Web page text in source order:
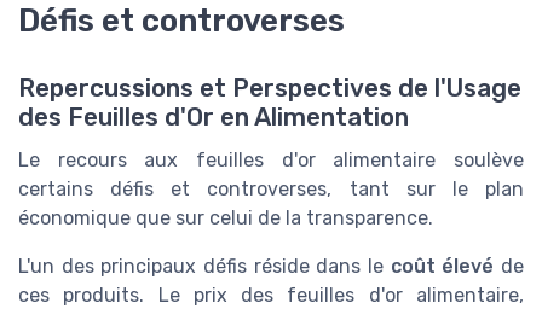
Défis et controverses
Repercussions et Perspectives de l'Usage
des Feuilles d'Or en Alimentation
Le recours aux feuilles d'or alimentaire soulève
certains défis et controverses, tant sur le plan
économique que sur celui de la transparence.
L'un des principaux défis réside dans le coût élevé de
ces produits. Le prix des feuilles d'or alimentaire,